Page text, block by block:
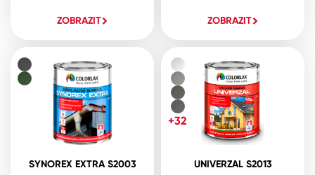
ZOBRAZIT ZOBRAZIT
SYNOREX EXTRA S2003 UNIVERZAL S2013
+32